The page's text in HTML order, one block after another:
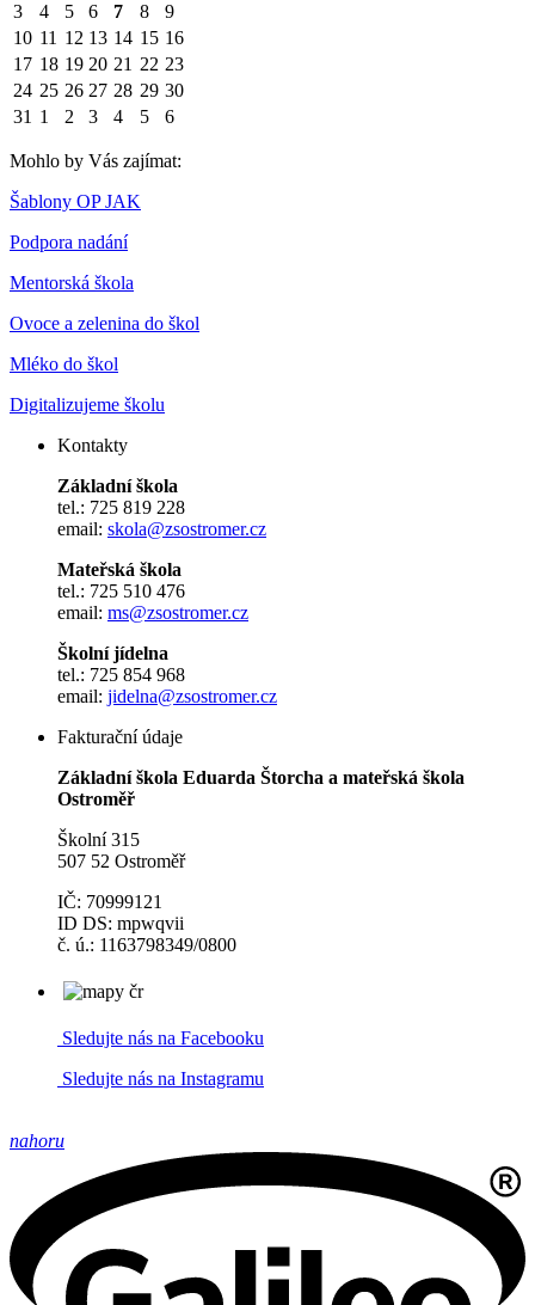
3
4 5 6 7 8
9
10 11 12 13 14 15 16
17 18 19 20 21 22 23
24 25 26 27 28 29 30
31 1 2 3 4 5 6
Mohlo by Vás zajímat:
Šablony OP JAK
Podpora nadání
Mentorská škola
Ovoce a zelenina do škol
Mléko do škol
Digitalizujeme školu
Kontakty
Základní škola
tel.: 725 819 228
email: skola@zsostromer.cz
Mateřská škola
tel.: 725 510 476
email: ms@zsostromer.cz
Školní jídelna
tel.: 725 854 968
email: jidelna@zsostromer.cz
Fakturační údaje
Základní škola Eduarda Štorcha a mateřská škola
Ostroměř
Školní 315
507 52 Ostroměř
IČ: 70999121
ID DS: mpwqvii
č. ú.: 1163798349/0800
Sledujte nás na Facebooku
Sledujte nás na Instagramu
nahoru